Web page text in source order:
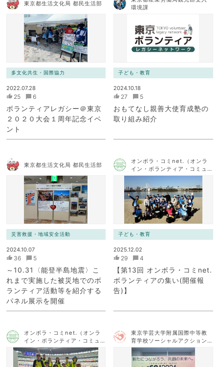
東京都生活文化局 都民生活部
多文化共生・国際協力
2022.07.28
25 6
ボランティアレガシー＠東京
２０２０大会１周年記念イベ
ント
環境課
子ども・教育
2024.10.18
27 5
おもてなし親善大使育成塾の
取り組み紹介
東京都生活文化局 都民生活部
災害救援・地域安全活動
2024.10.07
36 5
～10.31〈能登半島地震〉こ
れまで実施した被災地でのボ
ランティア活動等を紹介する
パネル展示を開催
オンボラ・コミnet.（オンラ
イン・ボランティア・コミュ
ニケーション・ネットワー
子ども・教育
2025.12.02
29 4
【第13回 オンボラ・コミnet.
ボランティアの集い(開催報
告)】
オンボラ・コミnet.（オンラ
イン・ボランティア・コミュ
ニケーション・ネットワー
ク）
東京学芸大学附属国際中等教
育学校ソーシャルアクション
チーム